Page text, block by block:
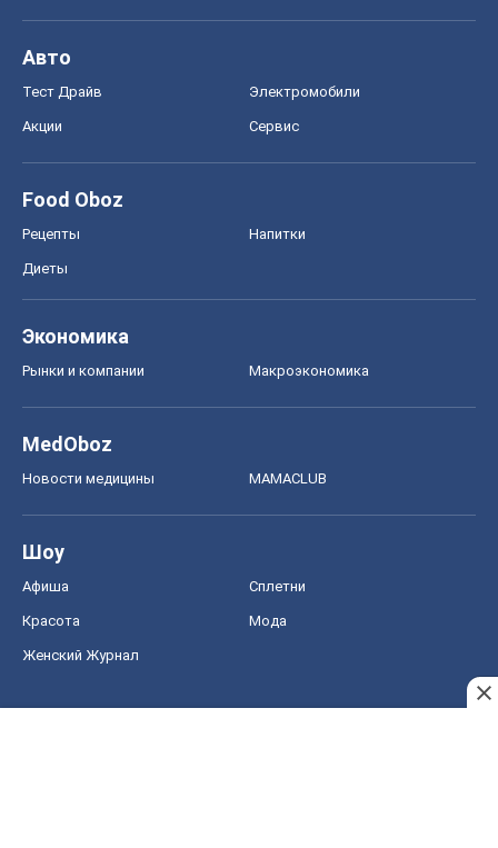
Авто
Тест Драйв Электромобили
Акции Сервис
Food Oboz
Рецепты Напитки
Диеты
Экономика
Рынки и компании Mакроэкономика
MedOboz
Новости медицины MAMACLUB
Шоу
Афиша Сплетни
Красота Мода
Женский Журнал